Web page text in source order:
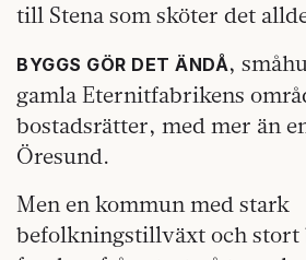
till Stena som sköter det
BYGGS GÖR DET ÄNDÅ,
gamla Eternitfabrikens
bostadsrätter, med mer än
Öresund.
Men en kommun med stark
befolkningstillväxt och stort